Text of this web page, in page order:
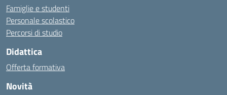
Famiglie e studenti
Personale scolastico
Percorsi di studio
Didattica
Offerta formativa
Novità